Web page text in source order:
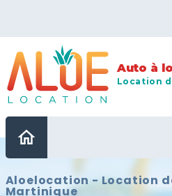
Auto à
Location
home
Aloelocation - Location
Martinique